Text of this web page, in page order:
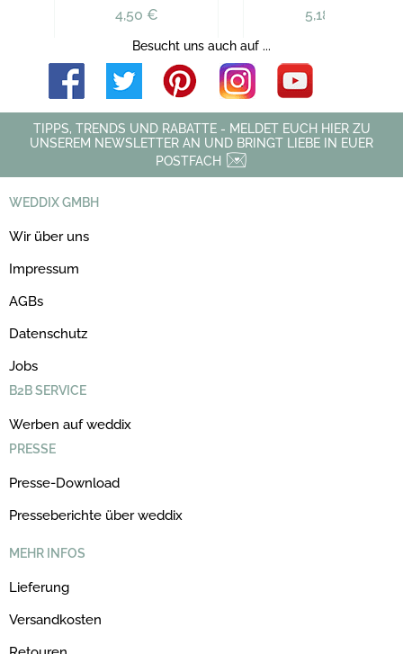
4,50 € 5,18 €
Besucht uns auch auf ...
TIPPS, TRENDS UND RABATTE - MELDET EUCH HIER ZU
UNSEREM NEWSLETTER AN UND BRINGT LIEBE IN EUER
POSTFACH
WEDDIX GMBH
Wir über uns
Impressum
AGBs
Datenschutz
Jobs
B2B SERVICE
Werben auf weddix
PRESSE
Presse-Download
Presseberichte über weddix
MEHR INFOS
Lieferung
Versandkosten